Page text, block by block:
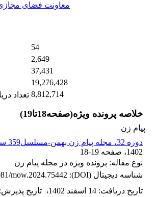
معاونت فضای
54
2,649
37,431
19,276,428
تعداد 8,812,714
خلاصه پرونده ویژه(صفحه18تا19)
پیام زن
دوره 32، مجله پیام زن بهمن-مسلسل359 سال 1402
1402، صفحه 18-19
نوع مقاله: پرونده ویژه در مجله پیام زن
شناسه دیجیتال (DOI):
mow.2024.75442
تاریخ دریافت: 14 اسفند 1402 ، تاریخ پذیرش: